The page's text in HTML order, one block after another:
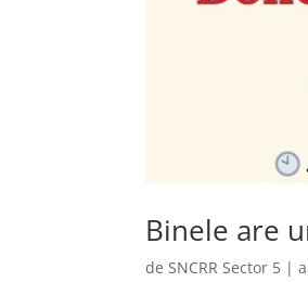
Binele are
de SNCRR Sector 5 |